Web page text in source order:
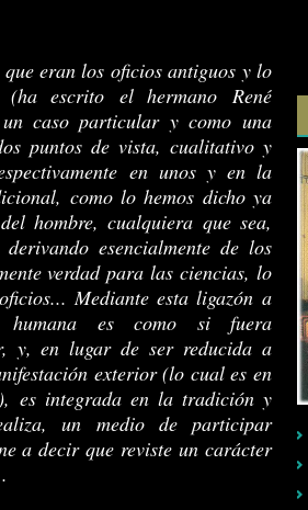
eran los oficios antiguos y lo
escrito el hermano René
caso particular y como una
puntos de vista, cualitativo y
en unos y en la
como lo hemos dicho ya
hombre, cualquiera que sea,
esencialmente de los
verdad para las ciencias, lo
Mediante esta ligazón a
es como si fuera
y, en lugar de ser reducida a
exterior (lo cual es en
es integrada en la tradición y
un medio de participar
a decir que reviste un carácter